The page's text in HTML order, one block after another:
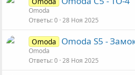
Omoda
Ответы 0 28 Ноя 2025
Omoda Omoda S5 -
Omoda
Ответы 0 28 Ноя 2025